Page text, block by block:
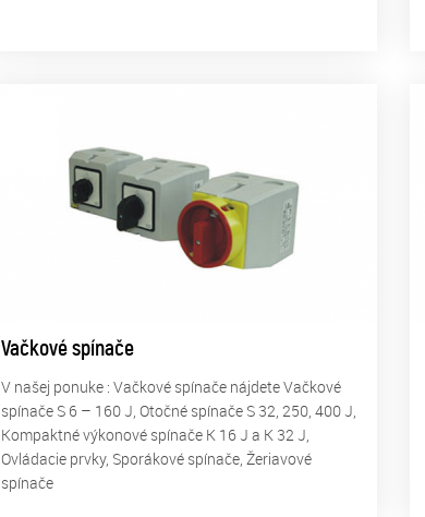
Vačkové spínače
V našej ponuke : Vačkové spínače nájdete Vačkové
spínače S 6 – 160 J, Otočné spínače S 32, 250, 400 J,
Kompaktné výkonové spínače K 16 J a K 32 J,
Ovládacie prvky, Sporákové spínače, Žeriavové
spínače